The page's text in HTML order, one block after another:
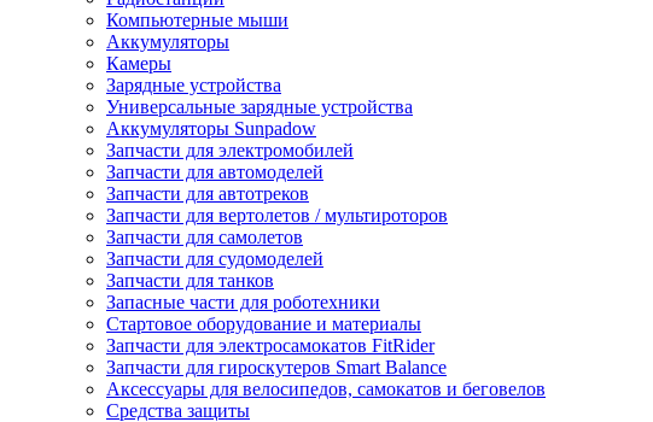
Компьютерные мыши
Аккумуляторы
Камеры
Зарядные устройства
Универсальные зарядные устройства
Аккумуляторы Sunpadow
Запчасти для электромобилей
Запчасти для автомоделей
Запчасти для автотреков
Запчасти для вертолетов / мультироторов
Запчасти для самолетов
Запчасти для судомоделей
Запчасти для танков
Запасные части для роботехники
Стартовое оборудование и материалы
Запчасти для электросамокатов FitRider
Запчасти для гироскутеров Smart Balance
Аксессуары для велосипедов, самокатов и беговелов
Средства защиты